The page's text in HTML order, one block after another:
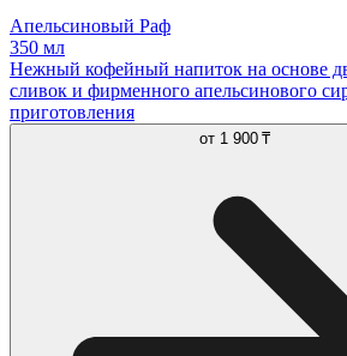
Апельсиновый Раф
350 мл
Нежный кофейный напиток на основе
сливок и фирменного апельсинового
приготовления
от 1 900 ₸